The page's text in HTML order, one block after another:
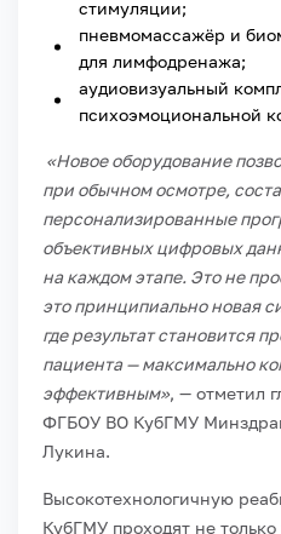
стимуляции;
пневмомассажёр и
для лимфодренажа;
аудиовизуальный
психоэмоциональной
«Новое оборудование
при обычном осмотре,
персонализированные
объективных цифровых
на каждом этапе. Это не
это принципиально новая
где результат становится
пациента — максимально
эффективным», — отметил
ФГБОУ ВО КубГМУ
Лукина.
Высокотехнологичную
КубГМУ проходят не